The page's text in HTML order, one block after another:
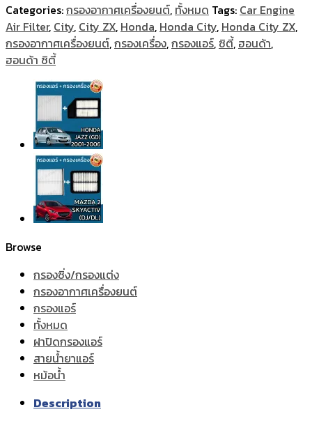
Categories:กรองอากาศเครื่องยนต์, ทั้งหมด Tags: Car Engine
Air Filter, City, City ZX, Honda, Honda City, Honda City ZX,
กรองอากาศเครื่องยนต์,กรองเครื่อง,กรองแอร์, ซิตี้, ฮอนด้า,
ฮอนด้า ซิตี้
Browse
กรองซิ่ง/กรองแต่ง
กรองอากาศเครื่องยนต์
กรองแอร์
ทั้งหมด
ฝาปิดกรองแอร์
สายน้ำยาแอร์
หม้อน้ำ
Description